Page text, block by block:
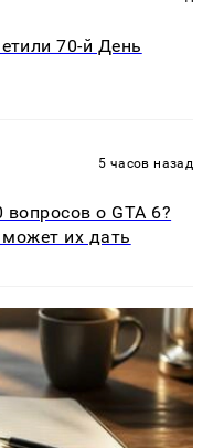
70-й День
5 часов назад
о GTA 6?
их дать